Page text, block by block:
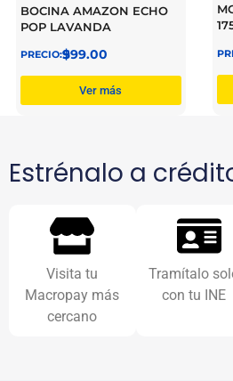
BOCINA AMAZON ECHO
POP LAVANDA
$
999.00
Ver más
Estrénalo a
Visita tu
Macropay más
cercano
Tramítalo
con tu INE